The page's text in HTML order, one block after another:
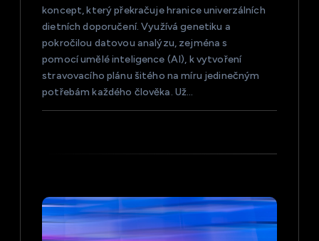
koncept, který překračuje hranice univerzálních
dietních doporučení. Využívá genetiku a
pokročilou datovou analýzu, zejména s
pomocí umělé inteligence (AI), k vytvoření
stravovacího plánu šitého na míru jedinečným
potřebám každého člověka. Už…